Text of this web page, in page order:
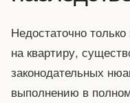
Недостаточно
на квартиру,
законодательных
выполнению в